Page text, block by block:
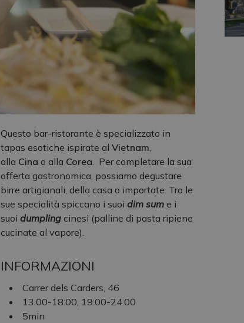
Questo bar-ristorante è specializzato in
tapas esotiche ispirate al Vietnam,
alla Cina o alla Corea. Per completare la sua
offerta gastronomica, possiamo degustare
birre artigianali, della casa o importate. Tra le
sue specialità spiccano i suoi dim sum e i
suoi dumpling cinesi (palline di pasta ripiene
cucinate al vapore).
INFORMAZIONI
Carrer dels Carders, 46
13:00-18:00, 19:00-24:00
5min